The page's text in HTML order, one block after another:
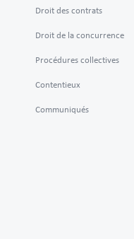
Droit des contrats
Droit de la concurrence
Procédures collectives
Contentieux
Communiqués